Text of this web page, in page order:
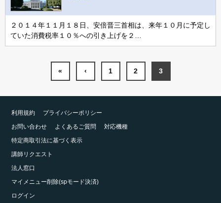
２０１４年１１月１８日、安倍晋三首相は、来年１０月に予定し
ていた消費税率１０％への引き上げを２…
« ‹ 1 2 3
利用規約
プライバシーポリシー
お問い合わせ
よくあるご質問
対応機種
特定商取引法に基づく表示
講師リクエスト
法人窓口
マイメニュー削除(spモード決済)
ログイン